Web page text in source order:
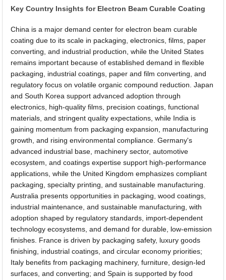
Key Country Insights for Electron Beam Curable Coating
China is a major demand center for electron beam curable
coating due to its scale in packaging, electronics, films, paper
converting, and industrial production, while the United States
remains important because of established demand in flexible
packaging, industrial coatings, paper and film converting, and
regulatory focus on volatile organic compound reduction. Japan
and South Korea support advanced adoption through
electronics, high-quality films, precision coatings, functional
materials, and stringent quality expectations, while India is
gaining momentum from packaging expansion, manufacturing
growth, and rising environmental compliance. Germany's
advanced industrial base, machinery sector, automotive
ecosystem, and coatings expertise support high-performance
applications, while the United Kingdom emphasizes compliant
packaging, specialty printing, and sustainable manufacturing.
Australia presents opportunities in packaging, wood coatings,
industrial maintenance, and sustainable manufacturing, with
adoption shaped by regulatory standards, import-dependent
technology ecosystems, and demand for durable, low-emission
finishes. France is driven by packaging safety, luxury goods
finishing, industrial coatings, and circular economy priorities;
Italy benefits from packaging machinery, furniture, design-led
surfaces, and converting; and Spain is supported by food